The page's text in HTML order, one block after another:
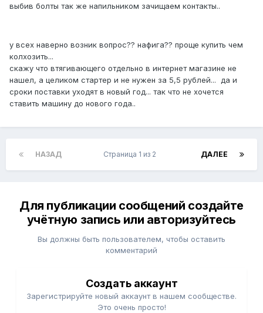
выбив болты так же напильником зачищаем контакты..
у всех наверно возник вопрос?? нафига?? проще купить чем
колхозить...
скажу что втягивающего отдельно в интернет магазине не
нашел, а целиком стартер и не нужен за 5,5 рублей... да и
сроки поставки уходят в новый год... так что не хочется
ставить машину до нового года..
НАЗАД ДАЛЕЕ
Страница 1 из 2
Для публикации сообщений создайте
учётную запись или авторизуйтесь
Вы должны быть пользователем, чтобы оставить
комментарий
Создать аккаунт
Зарегистрируйте новый аккаунт в нашем сообществе.
Это очень просто!